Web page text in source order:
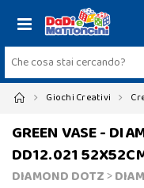
Giochi Creativi
GREEN VASE -
DD12.021
DIAMOND DOTZ>